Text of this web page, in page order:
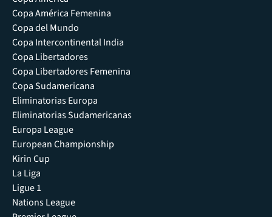
Copa América Femenina
Copa del Mundo
Copa Intercontinental India
Copa Libertadores
Copa Libertadores Femenina
Copa Sudamericana
Eliminatorias Europa
Eliminatorias Sudamericanas
Europa League
European Championship
Kirin Cup
La Liga
Ligue 1
Nations League